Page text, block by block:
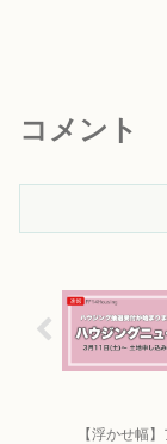
コメント
【浮かせ幅